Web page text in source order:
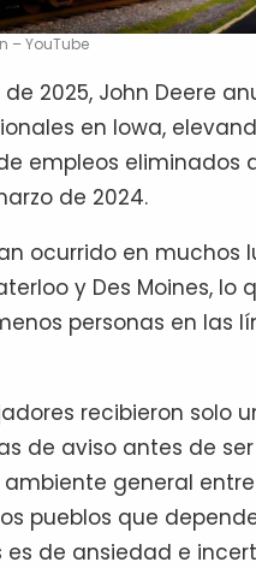
– YouTube
2025, John Deere
en Iowa,
empleos eliminados
de 2024.
ocurrido en muchos
y Des Moines, lo
personas en las
recibieron solo
de aviso antes de ser
ambiente general
pueblos que
de ansiedad e